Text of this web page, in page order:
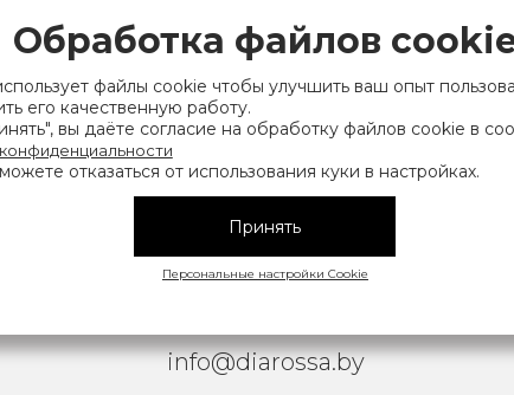
связанную с
Республики Беларусь. Номер
а также лица уполномоченного
их прав, предусмотренных
телефонов работников
комитета,
СОГЛАШЕНИЕ | ОБРАБОТКА
info@diarossa.by
Обработка файлов
файлы cookie чтобы улучшить ваш опыт
его качественную работу.
вы даёте согласие на обработку файлов cookie в
отказаться от использования куки в настройках.
Принять
Персональные настройки Cookie